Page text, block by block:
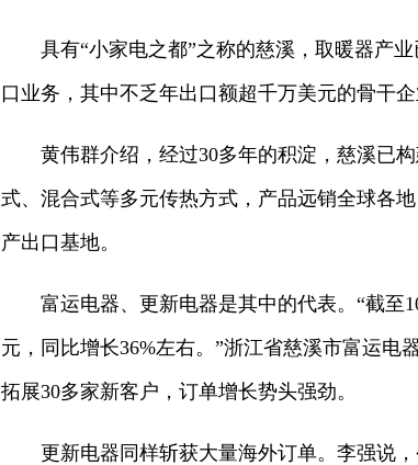
具有“小家电之都”之称的慈溪，取暖器产
口业务，其中不乏年出口额超千万美元的骨干
黄伟群介绍，经过30多年的积淀，慈溪已
式、混合式等多元传热方式，产品远销全球各
产出口基地。
富运电器、更新电器是其中的代表。“截至
元，同比增长36%左右。”浙江省慈溪市富运
拓展30多家新客户，订单增长势头强劲。
更新电器同样斩获大量海外订单。李强说